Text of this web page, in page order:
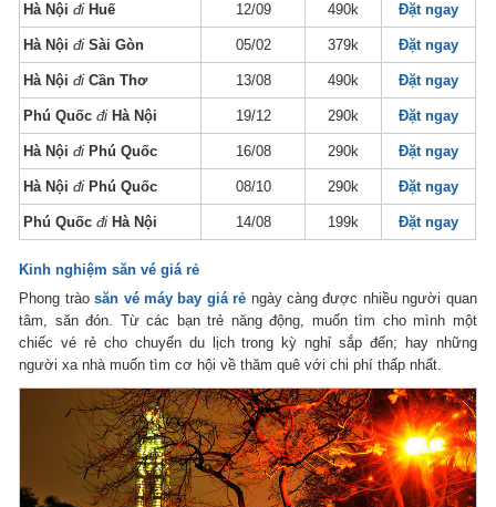
Hà Nộiđi Huế 12/09 490k Đặt ngay
Hà Nộiđi Sài Gòn 05/02 379k Đặt ngay
Hà Nộiđi Cần Thơ 13/08 490k Đặt ngay
Phú Quốcđi Hà Nội 19/12 290k Đặt ngay
Hà Nộiđi Phú Quốc 16/08 290k Đặt ngay
Hà Nộiđi Phú Quốc 08/10 290k Đặt ngay
Phú Quốcđi Hà Nội 14/08 199k Đặt ngay
Kinh nghiệm săn vé giá rẻ
Phong tràosăn vé máy bay giá rẻ ngày càng được nhiều người quan
tâm, săn đón. Từ các bạn trẻ năng động, muốn tìm cho mình một
chiếc vé rẻ cho chuyến du lịch trong kỳ nghỉ sắp đến; hay những
người xa nhà muốn tìm cơ hội về thăm quê với chi phí thấp nhất.